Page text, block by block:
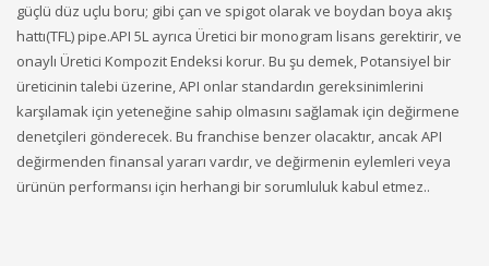
güçlü düz uçlu boru; gibi çan ve spigot olarak ve boydan boya akış
hattı(TFL) pipe.API 5L ayrıca Üretici bir monogram lisans gerektirir, ve
onaylı Üretici Kompozit Endeksi korur. Bu şu demek, Potansiyel bir
üreticinin talebi üzerine, API onlar standardın gereksinimlerini
karşılamak için yeteneğine sahip olmasını sağlamak için değirmene
denetçileri gönderecek. Bu franchise benzer olacaktır, ancak API
değirmenden finansal yararı vardır, ve değirmenin eylemleri veya
ürünün performansı için herhangi bir sorumluluk kabul etmez..